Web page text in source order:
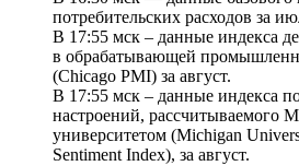
потребительских расходов за
В 17:55 мск – данные индекса
в обрабатывающей
(Chicago PMI) за август.
В 17:55 мск – данные индекса
настроений, рассчитываемого
университетом (Michigan
Sentiment Index), за август.